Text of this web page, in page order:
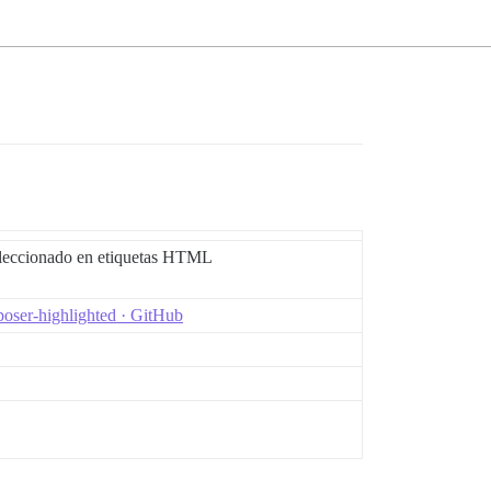
en etiquetas HTML
highlighted · GitHub